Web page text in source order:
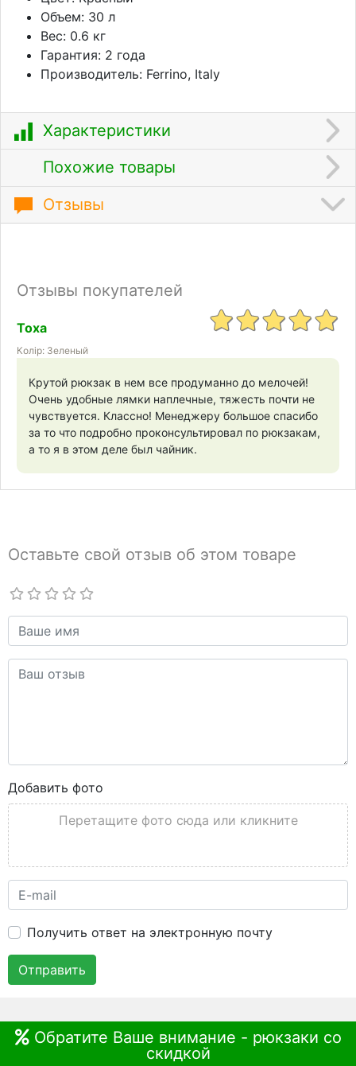
Объем: 30 л
Вес: 0.6 кг
Гарантия: 2 года
Производитель: Ferrino, Italy
Характеристики
Похожие товары
Отзывы
Отзывы покупателей
Тоха
Колір: Зеленый
Крутой рюкзак в нем все продуманно до мелочей!
Очень удобные лямки наплечные, тяжесть почти не
чувствуется. Классно! Менеджеру большое спасибо
за то что подробно проконсультировал по рюкзакам,
а то я в этом деле был чайник.
Оставьте свой отзыв об этом товаре
Добавить фото
Перетащите фото сюда или кликните
Получить ответ на электронную почту
Отправить
Обратите Ваше внимание - рюкзаки со
скидкой